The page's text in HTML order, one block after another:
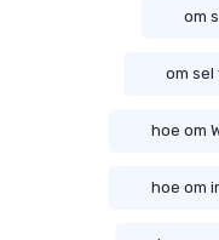
om
om sel
hoe om
hoe om